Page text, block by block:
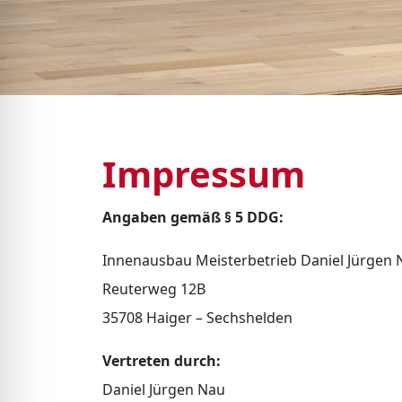
Impressum
Angaben gemäß § 5 DDG:
Innenausbau Meisterbetrieb Daniel Jürgen
Reuterweg 12B
35708 Haiger – Sechshelden
Vertreten durch:
Daniel Jürgen Nau